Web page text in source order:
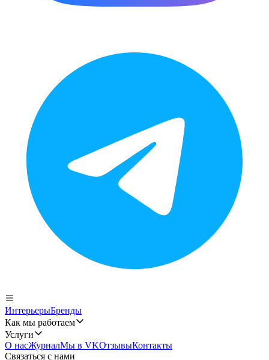
ИнтерьерыБренды
Как мы работаем
Услуги
О насЖурналМы в VKОтзывыКонтакты
Связаться с нами